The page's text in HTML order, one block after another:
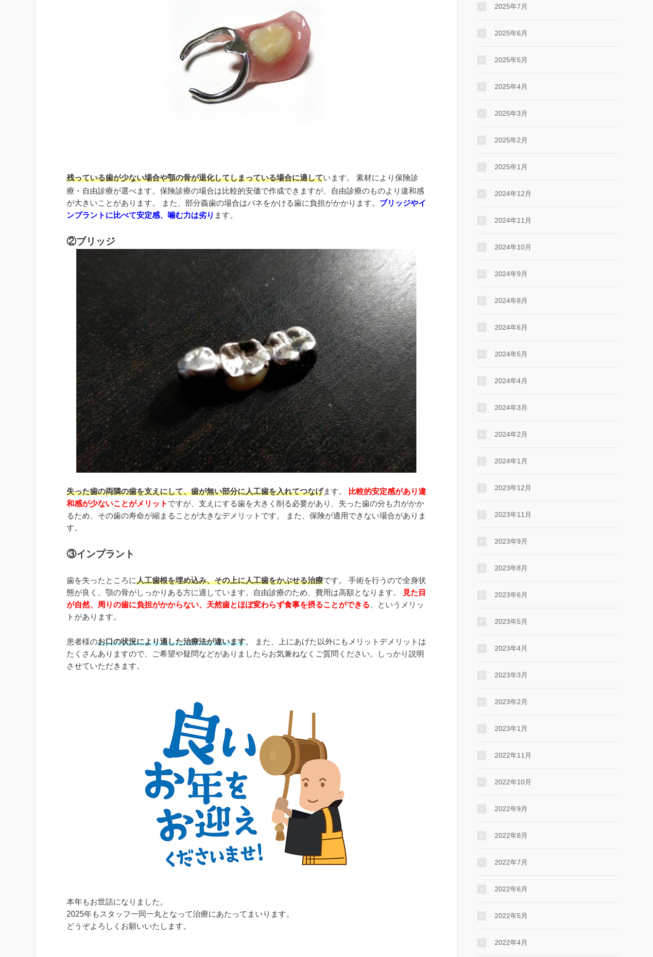
残っている歯が少ない場合や顎の骨が退化してしまっている場合に適しています。 素材により保険診
療・自由診療が選べます。保険診療の場合は比較的安価で作成できますが、自由診療のものより違和感
が大きいことがあります。 また、部分義歯の場合はバネをかける歯に負担がかかります。 ブリッジやイ
ンプラントに比べて安定感、噛む力は劣り ます。
②ブリッジ
失った歯の両隣の歯を支えにして、歯が無い部分に人工歯を入れてつなげます。
比較的安定感があり違
和感が少ないことがメリット ですが、支えにする歯を大きく削る必要があり、失った歯の分も力がかか
るため、その歯の寿命が縮まることが大きなデメリットです。 また、保険が適用できない場合がありま
す。
③インプラント
歯を失ったところに人工歯根を埋め込み、その上に人工歯をかぶせる治療です。 手術を行うので全身状
態が良く、顎の骨がしっかりある方に適しています。自由診療のため、費用は高額となります。
見た目
が自然、周りの歯に負担がかからない、天然歯とほぼ変わらず食事を摂ることができる 、というメリッ
トがあります。
患者様のお口の状況により適した治療法が違います。 また、上にあげた以外にもメリットデメリットは
たくさんありますので、ご希望や疑問などがありましたらお気兼ねなくご質問ください。しっかり説明
させていただきます。
本年もお世話になりました。
2025年もスタッフ一同一丸となって治療にあたってまいります。
どうぞよろしくお願いいたします。
2025年7月
2025年6月
2025年5月
2025年4月
2025年3月
2025年2月
2025年1月
2024年12月
2024年11月
2024年10月
2024年9月
2024年8月
2024年6月
2024年5月
2024年4月
2024年3月
2024年2月
2024年1月
2023年12月
2023年11月
2023年9月
2023年8月
2023年6月
2023年5月
2023年4月
2023年3月
2023年2月
2023年1月
2022年11月
2022年10月
2022年9月
2022年8月
2022年7月
2022年6月
2022年5月
2022年4月